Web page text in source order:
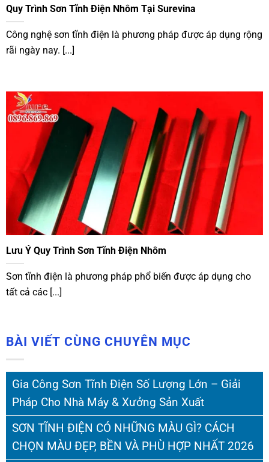
BÀI VIẾT CÙNG CHUYÊN MỤC
Gia Công Sơn Tĩnh Điện Số Lượng Lớn – Giải
Pháp Cho Nhà Máy & Xưởng Sản Xuất
SƠN TĨNH ĐIỆN CÓ NHỮNG MÀU GÌ? CÁCH
CHỌN MÀU ĐẸP, BỀN VÀ PHÙ HỢP NHẤT 2026
Quy Trình Sơn Tĩnh Điện Nhôm Tại Surevina
Công nghệ sơn tĩnh điện là phương pháp được áp dụng rộng
rãi ngày nay. [...]
Lưu Ý Quy Trình Sơn Tĩnh Điện Nhôm
Sơn tĩnh điện là phương pháp phổ biến được áp dụng cho
tất cả các [...]